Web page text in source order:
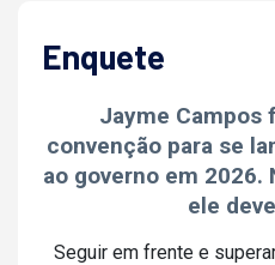
Enquete
Jayme Campos
convenção para se
ao governo em 2026.
ele
Seguir em frente e